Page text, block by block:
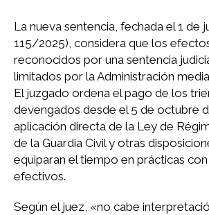
La nueva sentencia, fechada el 1 de
115/2025), considera que los
reconocidos por una sentencia
limitados por la Administración
El juzgado ordena el pago de los
devengados desde el 5 de octubre
aplicación directa de la Ley de
de la Guardia Civil y otras
equiparan el tiempo en prácticas
efectivos.
Según el juez, «no cabe